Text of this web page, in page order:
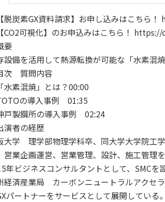
炭素GX資料請求】お申し込みはこちら
可視化】のお申込みはこちら！
要
設備を活用して熱源転換が可能な「水素混
次 質問内容
素混焼」とは？00:00
の導入事例 01:35
製鋼所の導入事例 02:24
者の経歴
大学 理学部物理学科卒、同大学大学院工
営業企画運営、営業管理、設計、施工管理
年ビジネスコンサルタントとして、SMCを
経済産業局 カーボンニュートラルアクセ
パートナーをサービスとして展開している。